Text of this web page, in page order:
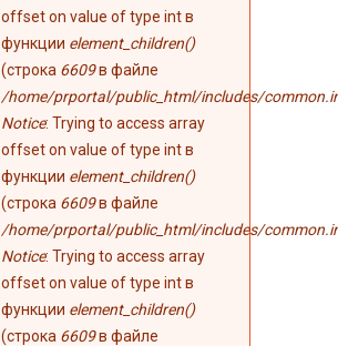
offset on value of type int в
функции element_children()
(строка 6609в файле
/home/prportal/public_html/includes/
Notice: Trying to access array
offset on value of type int в
функции element_children()
(строка 6609в файле
/home/prportal/public_html/includes/
Notice: Trying to access array
offset on value of type int в
функции element_children()
(строка 6609в файле